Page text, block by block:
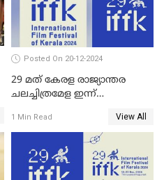
ഫെമിനിച്ചി ഫാത്തിമയ്ക്ക്
അഞ്ച് പുരസ്കാരം
Posted On 20-12-2024
29 മത് കേരള രാജ്യാന്തര
ചലച്ചിത്രമേള ഇന്ന്
1 Min Read View All